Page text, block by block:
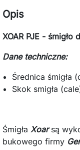
Opis
XOAR PJE -
Dane techniczne:
Średnica śmigła
Skok smigła
Śmigła Xoarsą
bukowego firmy